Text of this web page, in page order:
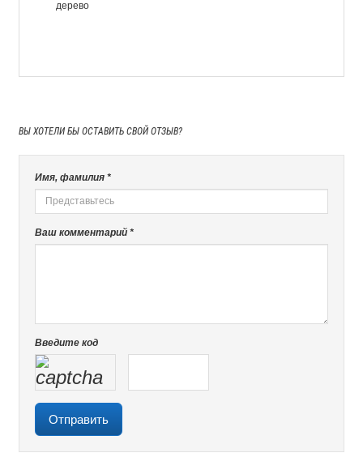
дерево
ВЫ ХОТЕЛИ БЫ ОСТАВИТЬ СВОЙ ОТЗЫВ?
Имя, фамилия *
Ваш комментарий *
Введите код